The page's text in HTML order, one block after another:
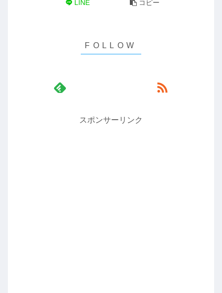
LINE コピー
スポンサーリンク